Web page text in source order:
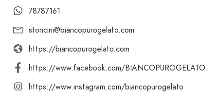
78787161
storicini@biancopurogelato.com
https://biancopurogelato.com
https://www.facebook.com/BIANCOPUROGELATO
https://www.instagram.com/biancopurogelato